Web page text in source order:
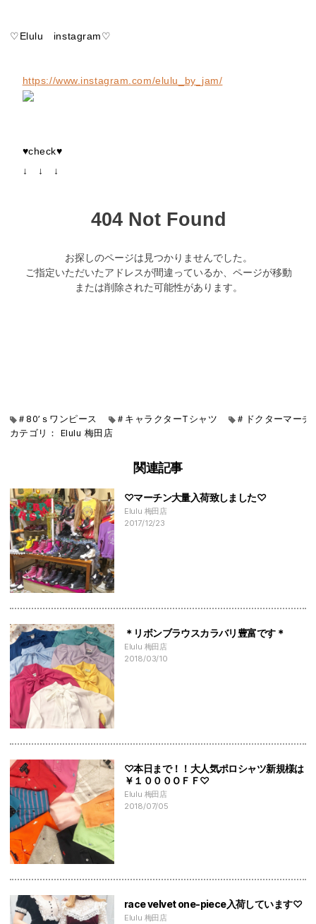
♡Elulu instagram♡
https://www.instagram.com/elulu_by_jam/
♥check♥
↓ ↓ ↓
＃80’ｓワンピース ＃キャラクターTシャツ
＃ドクターマーチ
カテゴリ： Elulu 梅田店
関連記事
♡マーチン大量入荷致しました♡
Elulu 梅田店
2017/12/23
＊リボンブラウスカラバリ豊富です＊
Elulu 梅田店
2018/03/10
♡本日まで！！大人気ポロシャツ新規様は
￥１０００ＯＦＦ♡
Elulu 梅田店
2018/07/05
race velvet one-piece入荷しています♡
Elulu 梅田店